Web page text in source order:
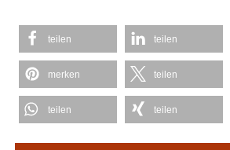
teilen teilen
merken teilen
teilen teilen